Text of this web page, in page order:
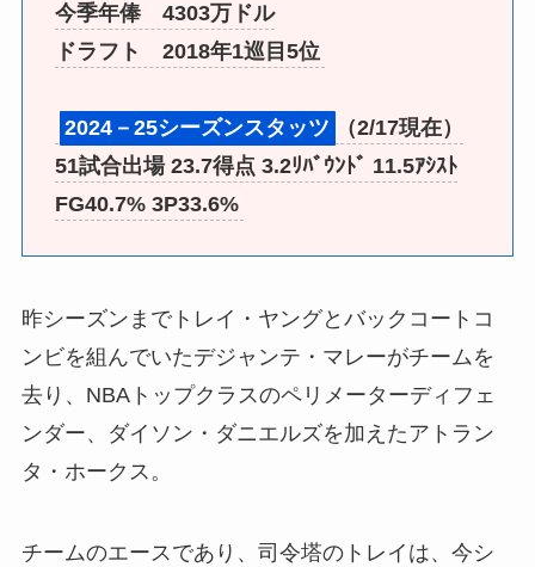
今季年俸 4303万ドル
ドラフト 2018年1巡目5位
2024－25シーズンスタッツ
（2/17現在）
51試合出場 23.7得点 3.2ﾘﾊﾞｳﾝﾄﾞ 11.5ｱｼｽﾄ
FG40.7% 3P33.6%
昨シーズンまでトレイ・ヤングとバックコートコ
ンビを組んでいたデジャンテ・マレーがチームを
去り、NBAトップクラスのペリメーターディフェ
ンダー、ダイソン・ダニエルズを加えたアトラン
タ・ホークス。
チームのエースであり、司令塔のトレイは、今シ